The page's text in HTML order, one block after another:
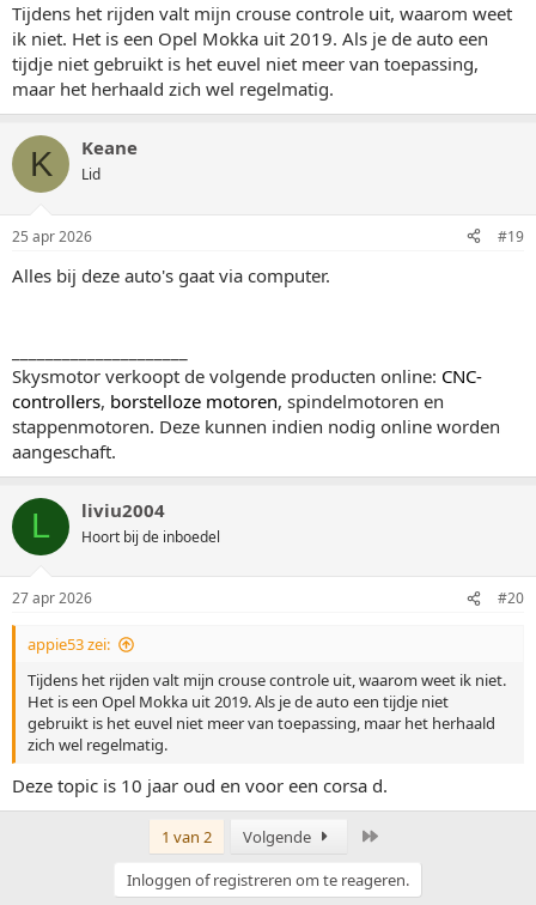
Tijdens het rijden valt mijn crouse controle uit, waarom weet
ik niet. Het is een Opel Mokka uit 2019. Als je de auto een
tijdje niet gebruikt is het euvel niet meer van toepassing,
maar het herhaald zich wel regelmatig.
K Keane
Lid
25 apr 2026 #19
Alles bij deze auto's gaat via computer.
Skysmotor verkoopt de volgende producten online: CNC-
controllers, borstelloze motoren, spindelmotoren en
stappenmotoren. Deze kunnen indien nodig online worden
aangeschaft.
L liviu2004
Hoort bij de inboedel
27 apr 2026 #20
appie53 zei:
Tijdens het rijden valt mijn crouse controle uit, waarom weet ik niet.
Het is een Opel Mokka uit 2019. Als je de auto een tijdje niet
gebruikt is het euvel niet meer van toepassing, maar het herhaald
zich wel regelmatig.
Deze topic is 10 jaar oud en voor een corsa d.
1 van 2 Volgende
Inloggen of registreren om te reageren.